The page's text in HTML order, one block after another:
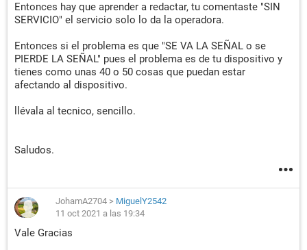
Entonces hay que aprender a redactar, tu comentaste "SIN
SERVICIO" el servicio solo lo da la operadora.
Entonces si el problema es que "SE VA LA SEÑAL o se
PIERDE LA SEÑAL" pues el problema es de tu dispositivo y
tienes como unas 40 o 50 cosas que puedan estar
afectando al dispositivo.
llévala al tecnico, sencillo.
Saludos.
JohamA2704 > MiguelY2542
11 oct 2021 a las 19:34
Vale Gracias